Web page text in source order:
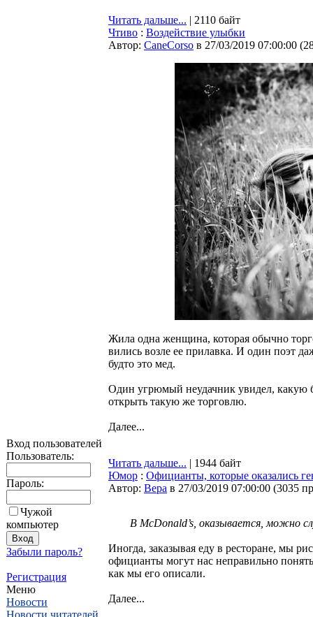
Вход пользователей
Пользователь:
Пароль:
Чужой
компьютер
Забыли пароль?
Регистрация
Меню
Новости
Новости читателей
Читать дальше... | 2110 байт
Чтиво : Воздействие улыбки
Автор: CaneCorso в 27/03/2019 07:00:00 (
Жила одна женщина, которая обычно
вились возле ее прилавка. И один поэт
будто это мед.
Один угрюмый неудачник увидел, какую
открыть такую же торговлю.
Далее...
Читать дальше... | 1944 байт
Юмор : Официанты, которые оказались
Автор: Bepa в 27/03/2019 07:00:00 (3035
В McDonald’s, оказывается, можно
Иногда, заказывая еду в ресторане, мы
официанты могут нас неправильно
как мы его описали.
Далее...